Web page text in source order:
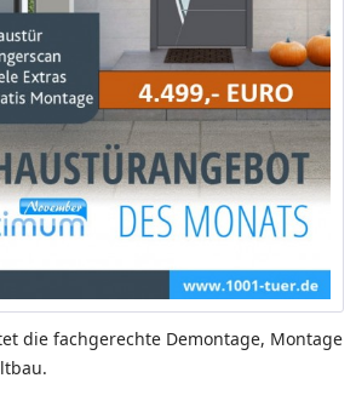
die fachgerechte Demontage, Montage